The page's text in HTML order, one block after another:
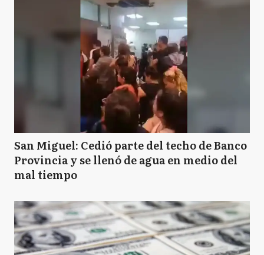
San Miguel: Cedió parte del techo de Banco
Provincia y se llenó de agua en medio del
mal tiempo